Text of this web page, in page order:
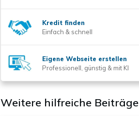
Kredit finden
Einfach & schnell
Eigene Webseite erstellen
Professionell, günstig & mit KI
Weitere hilfreiche Beiträge